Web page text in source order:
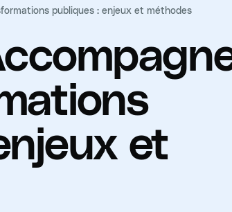
publiques : enjeux et méthodes
et